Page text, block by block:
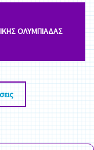
ΟΛΥΜΠΙΑΔΑΣ